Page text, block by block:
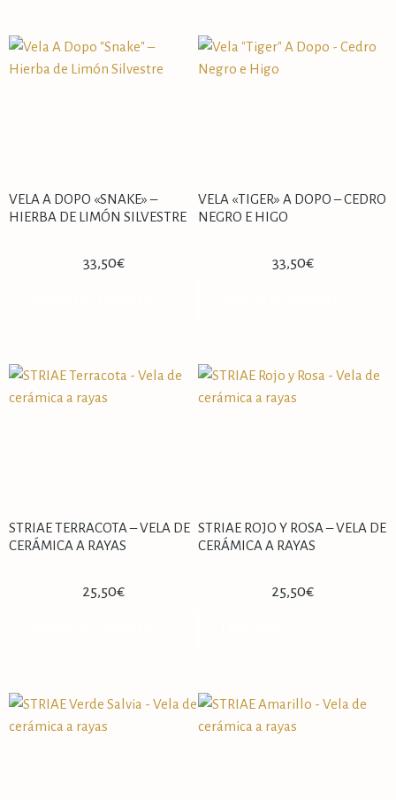
VELA A DOPO «SNAKE» –
HIERBA DE LIMÓN SILVESTRE
33,50€
VELA «TIGER» A DOPO – CEDRO
NEGRO E HIGO
33,50€
STRIAE TERRACOTA – VELA DE
CERÁMICA A RAYAS
25,50€
STRIAE ROJO Y ROSA – VELA DE
CERÁMICA A RAYAS
25,50€